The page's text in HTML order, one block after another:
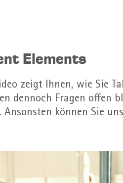
Elements
zeigt Ihnen, wie Sie
dennoch Fragen offen
Ansonsten können Sie